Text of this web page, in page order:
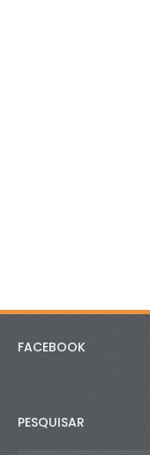
FACEBOOK
PESQUISAR